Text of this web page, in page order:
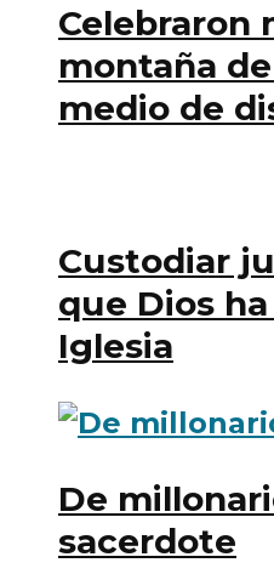
Celebraron
montaña
medio de
Custodiar
que Dios
Iglesia
De
sacerdote